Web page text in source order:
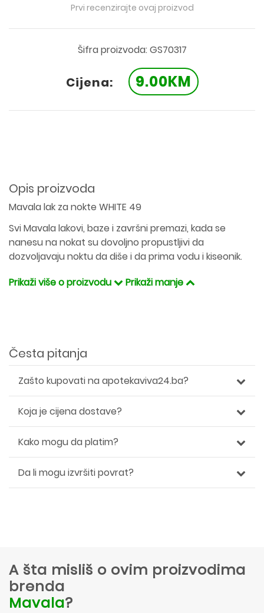
Prvi recenzirajte ovaj proizvod
Šifra proizvoda: GS70317
Cijena: 9.00KM
Opis proizvoda
Mavala lak za nokte WHITE 49
Svi Mavala lakovi, baze i završni premazi, kada se
nanesu na nokat su dovoljno propustljivi da
dozvoljavaju noktu da diše i da prima vodu i kiseonik.
Prikaži više o proizvodu
Prikaži manje
Česta pitanja
Zašto kupovati na apotekaviva24.ba?
Koja je cijena dostave?
Kako mogu da platim?
Da li mogu izvršiti povrat?
A šta misliš o ovim proizvodima
brenda
Mavala?